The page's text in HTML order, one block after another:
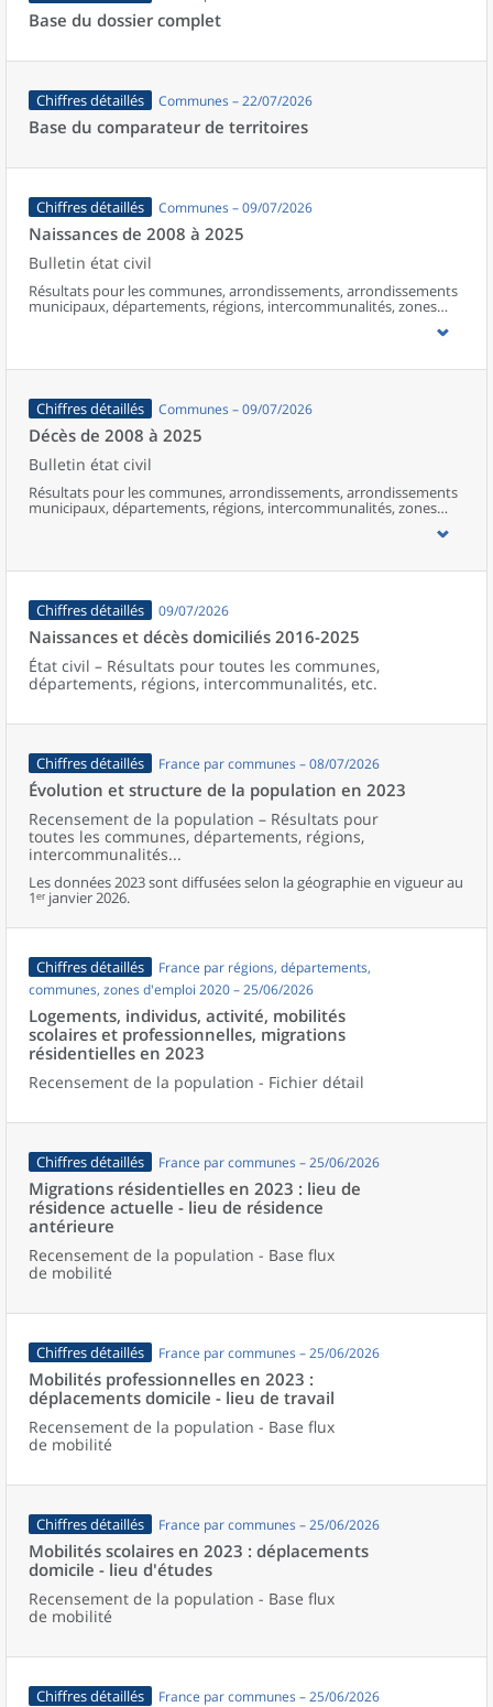
Base du dossier complet
Chiffres détaillés Communes – 22/07/2026
Base du comparateur de territoires
Chiffres détaillés Communes – 09/07/2026
Naissances de 2008 à 2025
Bulletin état civil
Résultats pour les communes, arrondissements, arrondissements
municipaux, départements, régions, intercommunalités, zones
d’emploi, bassins de vie, unités urbaines et aires d’attraction des
Chiffres détaillés Communes – 09/07/2026
Décès de 2008 à 2025
Bulletin état civil
Résultats pour les communes, arrondissements, arrondissements
municipaux, départements, régions, intercommunalités, zones
d’emploi, bassins de vie, unités urbaines et aires d’attraction des
Chiffres détaillés 09/07/2026
Naissances et décès domiciliés 2016-2025
État civil – Résultats pour toutes les communes,
départements, régions, intercommunalités, etc.
Chiffres détaillés France par communes – 08/07/2026
Évolution et structure de la population en 2023
Recensement de la population – Résultats pour
toutes les communes, départements, régions,
intercommunalités...
Les données 2023 sont diffusées selon la géographie en vigueur au
1ᵉʳ janvier 2026.
Chiffres détaillés
France par régions, départements,
communes, zones d'emploi 2020 – 25/06/2026
Logements, individus, activité, mobilités
scolaires et professionnelles, migrations
résidentielles en 2023
Recensement de la population - Fichier détail
Chiffres détaillés France par communes – 25/06/2026
Migrations résidentielles en 2023 : lieu de
résidence actuelle - lieu de résidence
antérieure
Recensement de la population - Base flux
de mobilité
Chiffres détaillés France par communes – 25/06/2026
Mobilités professionnelles en 2023 :
déplacements domicile - lieu de travail
Recensement de la population - Base flux
de mobilité
Chiffres détaillés France par communes – 25/06/2026
Mobilités scolaires en 2023 : déplacements
domicile - lieu d'études
Recensement de la population - Base flux
de mobilité
Chiffres détaillés France par communes – 25/06/2026